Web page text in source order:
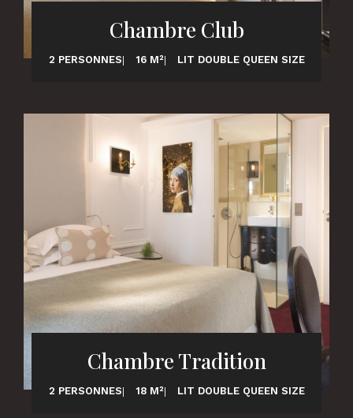
Chambre Club
2 PERSONNES 16 M² LIT DOUBLE QUEEN SIZE
Chambre Tradition
2 PERSONNES 18 M² LIT DOUBLE QUEEN SIZE